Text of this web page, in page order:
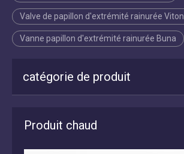
Valve de papillon d'extrémité rainurée Viton
Vanne papillon d'extrémité rainurée Buna
catégorie de produit
Produit chaud